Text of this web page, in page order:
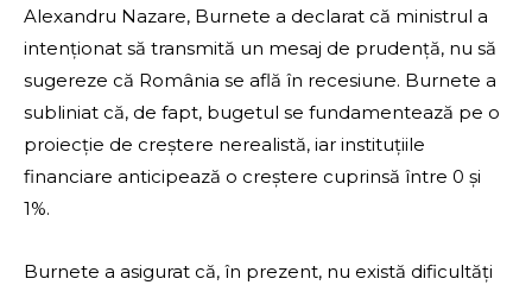
Alexandru Nazare, Burnete a declarat că ministrul a
intenționat să transmită un mesaj de prudență, nu să
sugereze că România se află în recesiune. Burnete a
subliniat că, de fapt, bugetul se fundamentează pe o
proiecție de creștere nerealistă, iar instituțiile
financiare anticipează o creștere cuprinsă între 0 și
1%.
Burnete a asigurat că, în prezent, nu există dificultăți